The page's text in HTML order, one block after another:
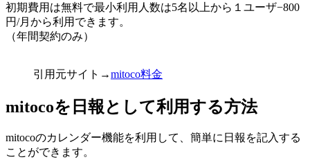
初期費用は無料で最小利用人数は5名以上から１ユーザ−800
円/月から利用できます。
（年間契約のみ）
引用元サイト→mitoco料金
mitocoを日報として利用する方法
mitocoのカレンダー機能を利用して、簡単に日報を記入する
ことができます。